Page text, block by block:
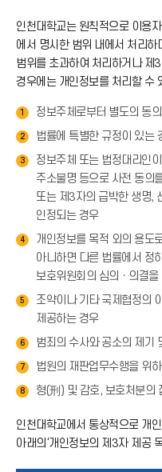
인천대학교는 원칙적으로 이용
에서 명시한 범위 내에서 처리
범위를 초과하여 처리하거나 제
경우에는 개인정보를 처리할 수
1 정보주체로부터 별도의 동
2 법률에 특별한 규정이 있는
3
정보주체 또는 법정대리인
주소불명 등으로 사전 동의
또는 제3자의 급박한 생명,
인정되는 경우
4
개인정보를 목적 외의 용도
아니하면 다른 법률에서 정
보호위원회의 심의ㆍ의결을
5
조약이나 기타 국제협정의
제공하는 경우
6 범죄의 수사와 공소의 제기
7 법원의 재판업무수행을 위
8 형(刑) 및 감호, 보호처분의
인천대학교에서 통상적으로 개
아래의‘개인정보의 제3자 제공